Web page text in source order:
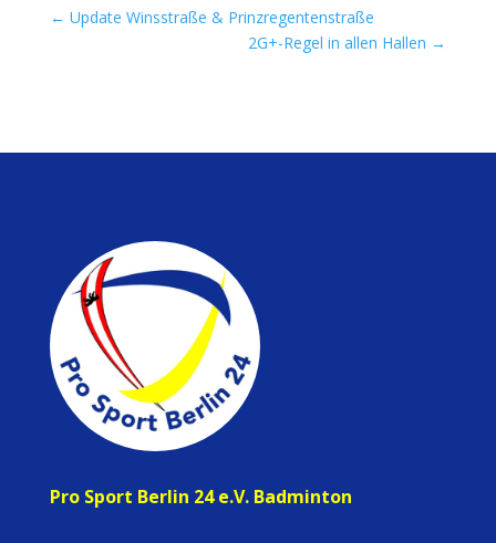
← Update Winsstraße & Prinzregentenstraße
2G+-Regel in allen Hallen →
Pro Sport Berlin 24 e.V. Badminton